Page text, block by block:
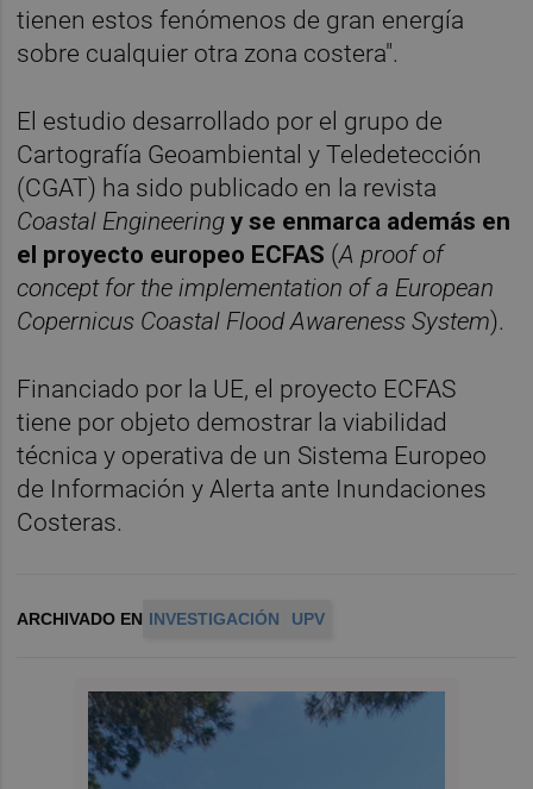
tienen estos fenómenos de gran energía
sobre cualquier otra zona costera".
El estudio desarrollado por el grupo de
Cartografía Geoambiental y Teledetección
(CGAT) ha sido publicado en la revista
Coastal Engineeringy se enmarca además en
el proyecto europeo ECFAS (A proof of
concept for the implementation of a European
Copernicus Coastal Flood Awareness System).
Financiado por la UE, el proyecto ECFAS
tiene por objeto demostrar la viabilidad
técnica y operativa de un Sistema Europeo
de Información y Alerta ante Inundaciones
Costeras.
ARCHIVADO EN INVESTIGACIÓN UPV